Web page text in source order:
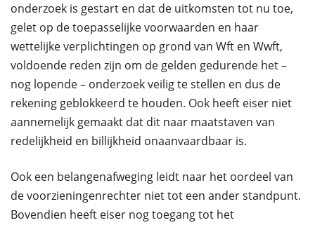
onderzoek is gestart en dat de uitkomsten tot nu toe,
gelet op de toepasselijke voorwaarden en haar
wettelijke verplichtingen op grond van Wft en Wwft,
voldoende reden zijn om de gelden gedurende het –
nog lopende – onderzoek veilig te stellen en dus de
rekening geblokkeerd te houden. Ook heeft eiser niet
aannemelijk gemaakt dat dit naar maatstaven van
redelijkheid en billijkheid onaanvaardbaar is.
Ook een belangenafweging leidt naar het oordeel van
de voorzieningenrechter niet tot een ander standpunt.
Bovendien heeft eiser nog toegang tot het